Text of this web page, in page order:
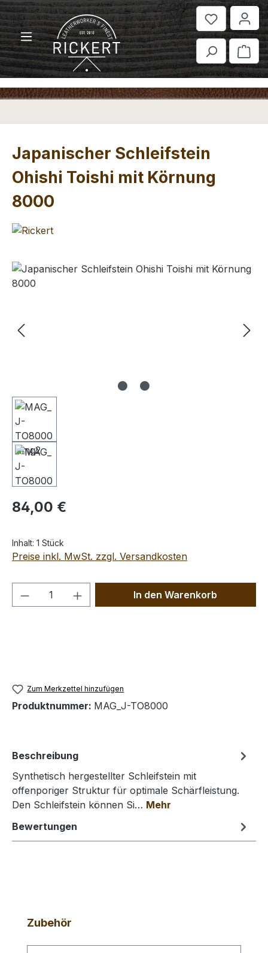
Zum Hauptinhalt springen
Japanischer Schleifstein
Ohishi Toishi mit Körnung
8000
Bildergalerie überspringen
Regulärer Preis:
84,00 €
Inhalt: 1 Stück
Preise inkl. MwSt. zzgl. Versandkosten
Produkt Anzahl: Gib denIn den Warenkorb
Zum Merkzettel hinzufügen
Produktnummer: MAG_J-TO8000
Beschreibung
Synthetisch hergestellter Schleifstein mit
offenporiger Struktur für optimale Schärfleistung.
Den Schleifstein können Si… Mehr
Bewertungen
Produktgalerie überspringen
Zubehör